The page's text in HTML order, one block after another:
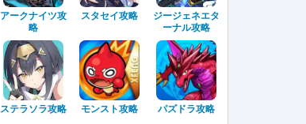
アークナイツ攻
略
スタセイ攻略
ジージェネエタ
ーナル攻略
ステラソラ攻略 モンスト攻略 パズドラ攻略